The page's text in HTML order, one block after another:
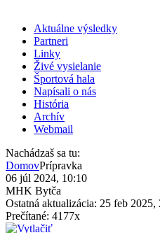
Aktuálne výsledky
Partneri
Linky
Živé vysielanie
Športová hala
Napísali o nás
História
Archív
Webmail
Nachádzaš sa tu:
DomovPrípravka
06 júl 2024, 10:10
MHK Bytča
Ostatná aktualizácia: 25 feb 2025,
Prečítané: 4177x